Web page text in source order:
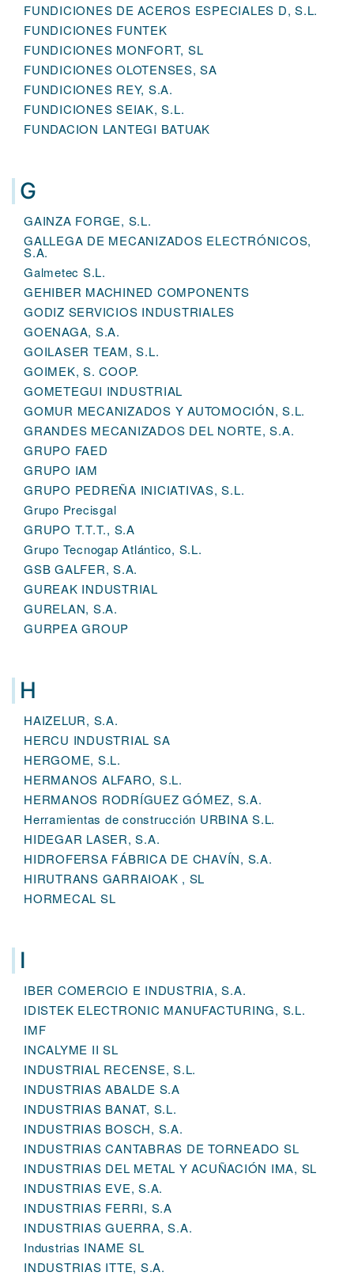
FUNDICIONES DE ACEROS ESPECIALES D, S.L.
FUNDICIONES FUNTEK
FUNDICIONES MONFORT, SL
FUNDICIONES OLOTENSES, SA
FUNDICIONES REY, S.A.
FUNDICIONES SEIAK, S.L.
FUNDACION LANTEGI BATUAK
G
GAINZA FORGE, S.L.
GALLEGA DE MECANIZADOS ELECTRÓNICOS,
S.A.
Galmetec S.L.
GEHIBER MACHINED COMPONENTS
GODIZ SERVICIOS INDUSTRIALES
GOENAGA, S.A.
GOILASER TEAM, S.L.
GOIMEK, S. COOP.
GOMETEGUI INDUSTRIAL
GOMUR MECANIZADOS Y AUTOMOCIÓN, S.L.
GRANDES MECANIZADOS DEL NORTE, S.A.
GRUPO FAED
GRUPO IAM
GRUPO PEDREÑA INICIATIVAS, S.L.
Grupo Precisgal
GRUPO T.T.T., S.A
Grupo Tecnogap Atlántico, S.L.
GSB GALFER, S.A.
GUREAK INDUSTRIAL
GURELAN, S.A.
GURPEA GROUP
H
HAIZELUR, S.A.
HERCU INDUSTRIAL SA
HERGOME, S.L.
HERMANOS ALFARO, S.L.
HERMANOS RODRÍGUEZ GÓMEZ, S.A.
Herramientas de construcción URBINA S.L.
HIDEGAR LASER, S.A.
HIDROFERSA FÁBRICA DE CHAVÍN, S.A.
HIRUTRANS GARRAIOAK , SL
HORMECAL SL
I
IBER COMERCIO E INDUSTRIA, S.A.
IDISTEK ELECTRONIC MANUFACTURING, S.L.
IMF
INCALYME II SL
INDUSTRIAL RECENSE, S.L.
INDUSTRIAS ABALDE S.A
INDUSTRIAS BANAT, S.L.
INDUSTRIAS BOSCH, S.A.
INDUSTRIAS CANTABRAS DE TORNEADO SL
INDUSTRIAS DEL METAL Y ACUÑACIÓN IMA, SL
INDUSTRIAS EVE, S.A.
INDUSTRIAS FERRI, S.A
INDUSTRIAS GUERRA, S.A.
Industrias INAME SL
INDUSTRIAS ITTE, S.A.